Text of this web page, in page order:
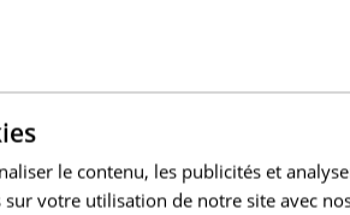
le contenu, les publicités et
votre utilisation de notre site avec